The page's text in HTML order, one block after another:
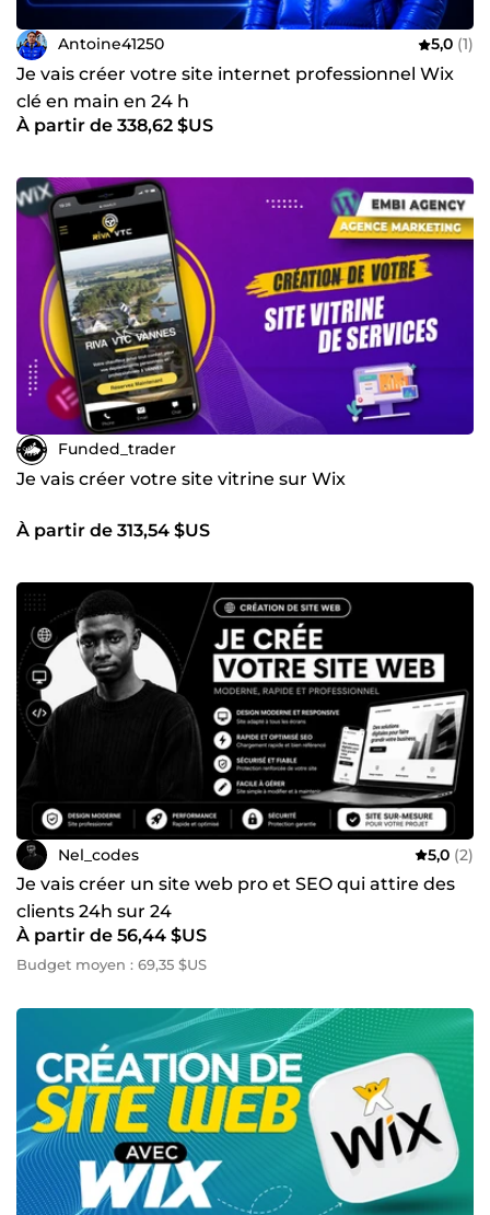
Antoine41250 5,0 (1)
Je vais créer votre site internet professionnel Wix
clé en main en 24 h
À partir de 338,62 $US
Funded_trader
Je vais créer votre site vitrine sur Wix
À partir de 313,54 $US
Nel_codes 5,0 (2)
Je vais créer un site web pro et SEO qui attire des
clients 24h sur 24
À partir de 56,44 $US
Budget moyen : 69,35 $US